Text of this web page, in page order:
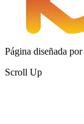
Página diseñada por
Scroll Up